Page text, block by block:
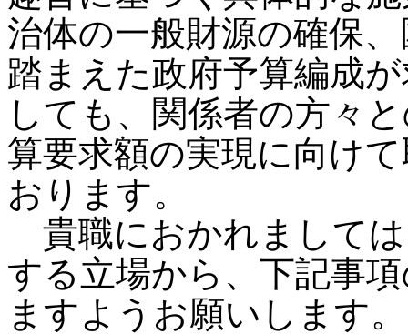
治体の一般財源の確保
踏まえた政府予算編成
しても、関係者の方々
算要求額の実現に向け
おります。
貴職におかれまして
する立場から、下記事
ますようお願いします。